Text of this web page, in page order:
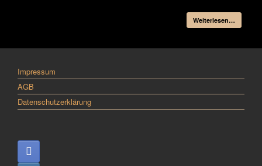
Weiterlesen…
Impressum
AGB
Datenschutzerklärung